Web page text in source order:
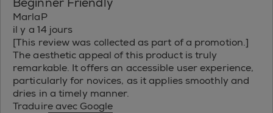
Beginner Friendly
MarlaP
il y a 14 jours
[This review was collected as part of a promotion.]
The aesthetic appeal of this product is truly
remarkable. It offers an accessible user experience,
particularly for novices, as it applies smoothly and
dries in a timely manner.
Traduire avec Google